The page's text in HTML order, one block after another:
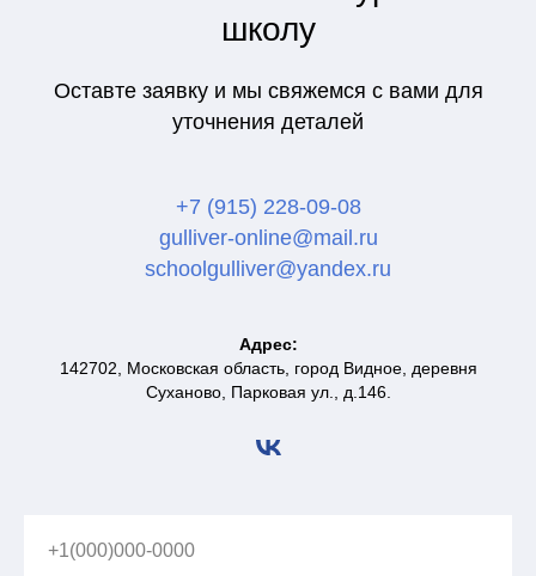
школу
Оставте заявку и мы свяжемся с вами для
уточнения деталей
+7 (915) 228-09-08
gulliver-online@mail.ru
schoolgulliver@yandex.ru
Адрес:
142702, Московская область, город Видное, деревня
Суханово, Парковая ул., д.146.
+1(000)000-0000